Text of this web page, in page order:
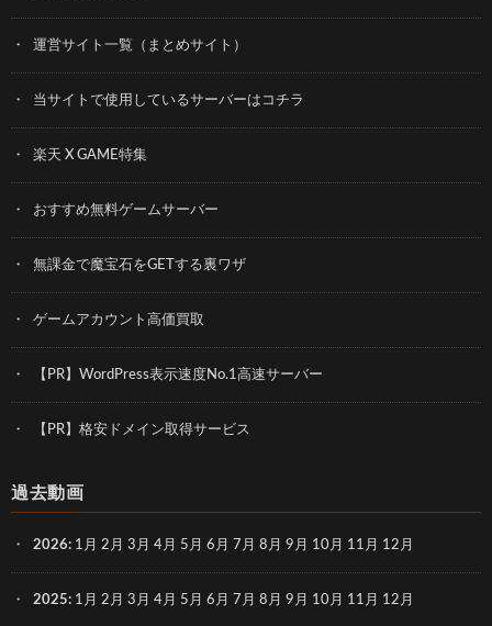
運営サイト一覧（まとめサイト）
当サイトで使用しているサーバーはコチラ
楽天 X GAME特集
おすすめ無料ゲームサーバー
無課金で魔宝石をGETする裏ワザ
ゲームアカウント高価買取
【PR】WordPress表示速度No.1高速サーバー
【PR】格安ドメイン取得サービス
過去動画
2026: 1月 2月 3月 4月 5月 6月 7月 8月 9月 10月 11月 12月
2025: 1月 2月 3月 4月 5月 6月 7月 8月 9月 10月 11月 12月